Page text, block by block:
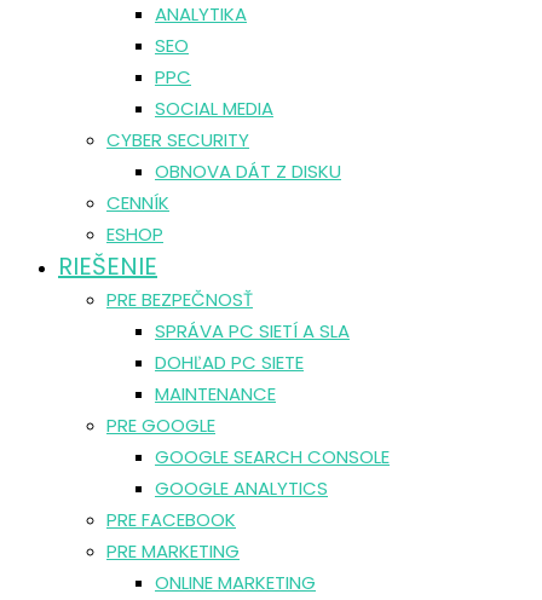
ANALYTIKA
SEO
PPC
SOCIAL MEDIA
CYBER SECURITY
OBNOVA DÁT Z DISKU
CENNÍK
ESHOP
RIEŠENIE
PRE BEZPEČNOSŤ
SPRÁVA PC SIETÍ A SLA
DOHĽAD PC SIETE
MAINTENANCE
PRE GOOGLE
GOOGLE SEARCH CONSOLE
GOOGLE ANALYTICS
PRE FACEBOOK
PRE MARKETING
ONLINE MARKETING